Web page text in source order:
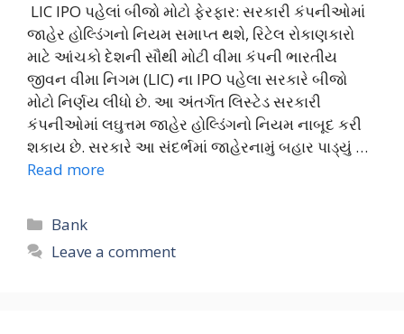
LIC IPO પહેલાં બીજો મોટો ફેરફાર: સરકારી કંપનીઓમાં
જાહેર હોલ્ડિંગનો નિયમ સમાપ્ત થશે, રિટેલ રોકાણકારો
માટે આંચકો દેશની સૌથી મોટી વીમા કંપની ભારતીય
જીવન વીમા નિગમ (LIC) ના IPO પહેલા સરકારે બીજો
મોટો નિર્ણય લીધો છે. આ અંતર્ગત લિસ્ટેડ સરકારી
કંપનીઓમાં લઘુત્તમ જાહેર હોલ્ડિંગનો નિયમ નાબૂદ કરી
શકાય છે. સરકારે આ સંદર્ભમાં જાહેરનામું બહાર પાડ્યું …
Read more
Categories
Bank
Leave a comment